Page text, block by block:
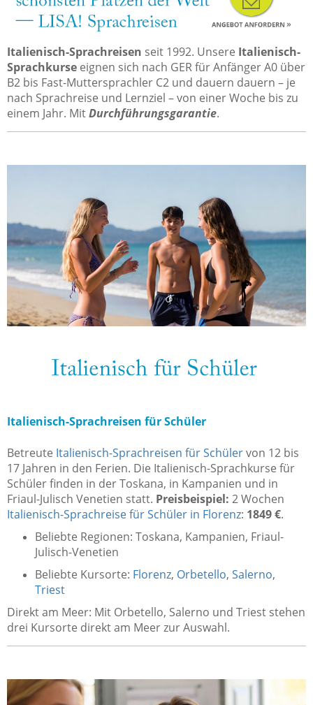
Italienisch-Sprachreisen seit 1992. Unsere Italienisch-
Sprachkurse eignen sich nach GER für Anfänger A0 über
B2 bis Fast-Muttersprachler C2 und dauern dauern – je
nach Sprachreise und Lernziel – von einer Woche bis zu
einem Jahr. MitDurchführungsgarantie.
Italienisch-Sprachreisen für Schüler
Betreute Italienisch-Sprachreisen für Schülervon 12 bis
17 Jahren in den Ferien. Die Italienisch-Sprachkurse für
Schüler finden in der Toskana, in Kampanien und in
Friaul-Julisch Venetien statt. Preisbeispiel: 2 Wochen
Italienisch-Sprachreise für Schüler in Florenz: 1849 €.
Beliebte Regionen: Toskana, Kampanien, Friaul-
Julisch-Venetien
Beliebte Kursorte: Florenz, Orbetello, Salerno,
Triest
Direkt am Meer: Mit Orbetello, Salerno und Triest stehen
drei Kursorte direkt am Meer zur Auswahl.